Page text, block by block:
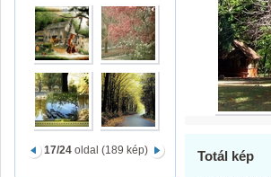
17/24 oldal (189 kép) Totál kép